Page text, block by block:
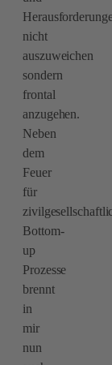
nicht
auszuweichen
sondern
frontal
anzugehen.
Neben
dem
Feuer
für
Bottom-
up
Prozesse
brennt
in
mir
nun